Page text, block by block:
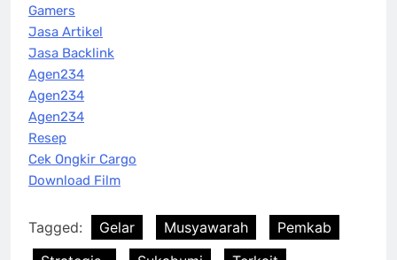
Gamers
Jasa Artikel
Jasa Backlink
Agen234
Agen234
Agen234
Resep
Cek Ongkir Cargo
Download Film
Tagged: Gelar Musyawarah
Pemkab